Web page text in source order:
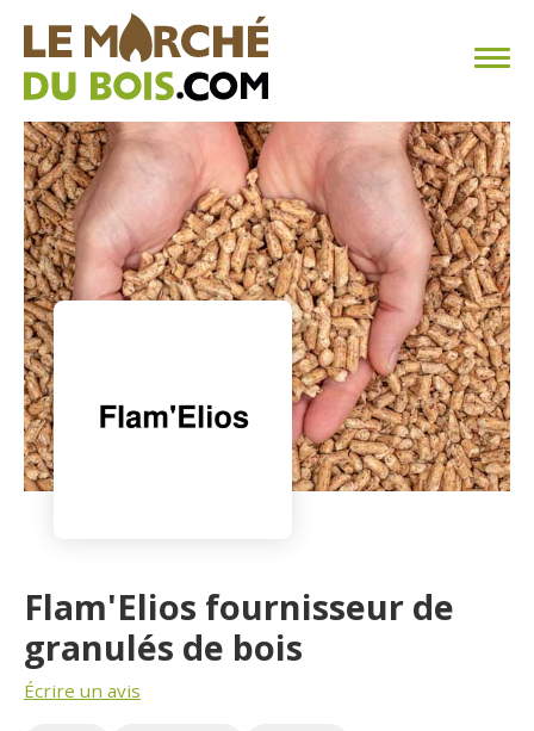
CHAUFFAGE AU BOIS
FAQ
CALCULER SA CONSOMMATION
TROUVER SON FOURNISSEUR
BLOG
ESPACE PRO
Flam'Elios fournisseur de
granulés de bois
Écrire un avis